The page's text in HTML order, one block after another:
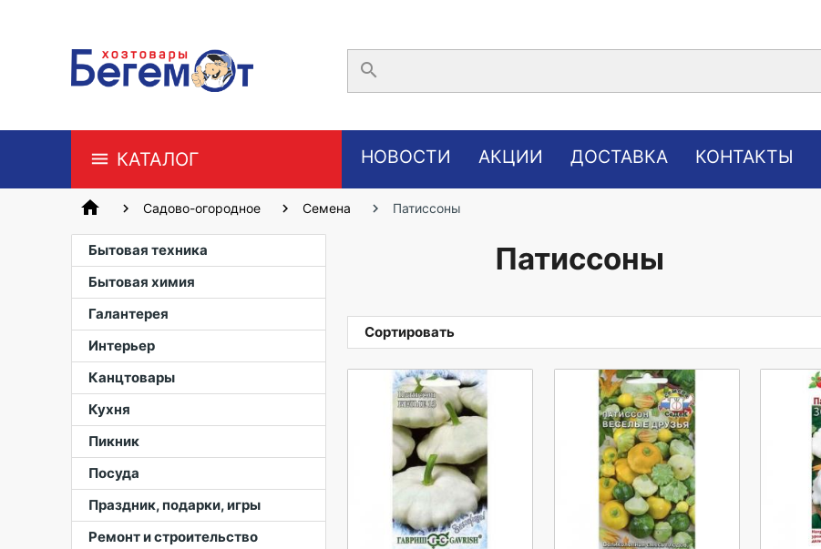
search
КАТАЛОГ НОВОСТИ АКЦИИ ДОСТАВКА КОНТАКТЫ
home Садово-огородное Семена Патиссоны
Бытовая техника
Бытовая химия
Галантерея
Интерьер
Канцтовары
Кухня
Пикник
Посуда
Праздник, подарки, игры
Ремонт и строительство
Патиссоны
Сортировать